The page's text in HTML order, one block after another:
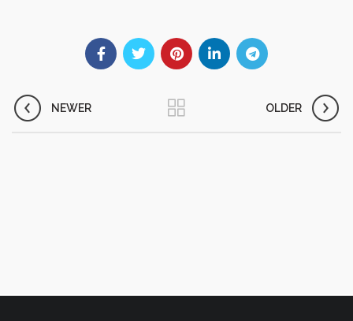
NEWER OLDER